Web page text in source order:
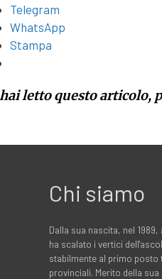
Telegram
WhatsApp
Stampa
hai letto questo articolo,
Chi siamo
Dalla sua nascita, nel
ha scalato i vertici
stabilmente al primo posto
provinciali. Merito della sua